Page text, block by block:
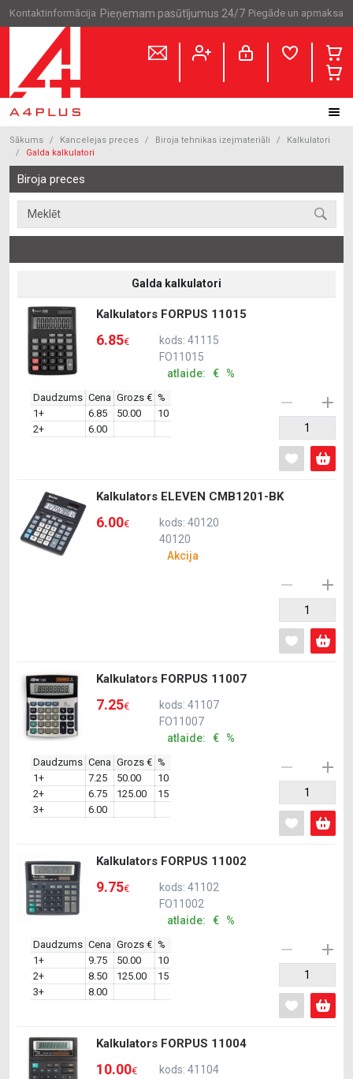
Kontaktinformācija Pieņemam pasūtījumus 24/7 Piegāde un apmaksa
Sākums Kancelejas preces Biroja tehnikas izejmateriāli
Kalkulatori
Galda kalkulatori
Biroja preces
Galda kalkulatori
Kalkulators FORPUS 11015
6.85€
kods: 41115
FO11015
atlaide: € %
Daudzums Cena Grozs € %
1+
6.85 50.00
10
2+
6.00
Kalkulators ELEVEN CMB1201-BK
6.00€
kods: 40120
40120
Akcija
Kalkulators FORPUS 11007
7.25€
kods: 41107
FO11007
atlaide: € %
Daudzums Cena Grozs € %
1+
7.25 50.00
10
2+
6.75 125.00
15
3+
6.00
Kalkulators FORPUS 11002
9.75€
kods: 41102
FO11002
atlaide: € %
Daudzums Cena Grozs € %
1+
9.75 50.00
10
2+
8.50 125.00
15
3+
8.00
Kalkulators FORPUS 11004
10.00€
kods: 41104